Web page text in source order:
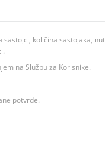
količina sastojaka,
na Službu za Korisnike.
potvrde.